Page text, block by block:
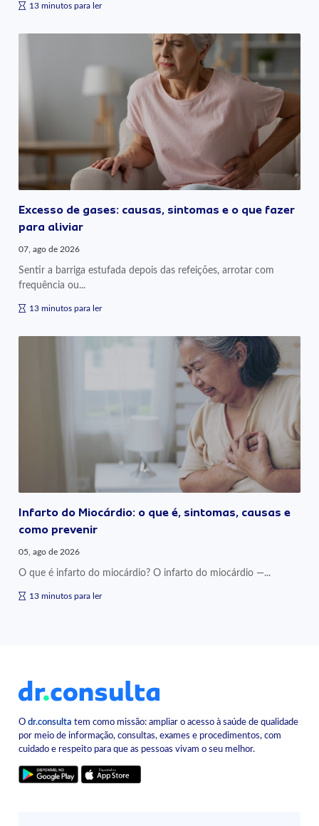
13 minutos para ler
Excesso de gases: causas, sintomas e o que fazer
para aliviar
07, ago de 2026
Sentir a barriga estufada depois das refeições, arrotar com
frequência ou...
13 minutos para ler
Infarto do Miocárdio: o que é, sintomas, causas e
como prevenir
05, ago de 2026
O que é infarto do miocárdio? O infarto do miocárdio —...
13 minutos para ler
Odr.consulta tem como missão: ampliar o acesso à saúde de qualidade
por meio de informação, consultas, exames e procedimentos, com
cuidado e respeito para que as pessoas vivam o seu melhor.